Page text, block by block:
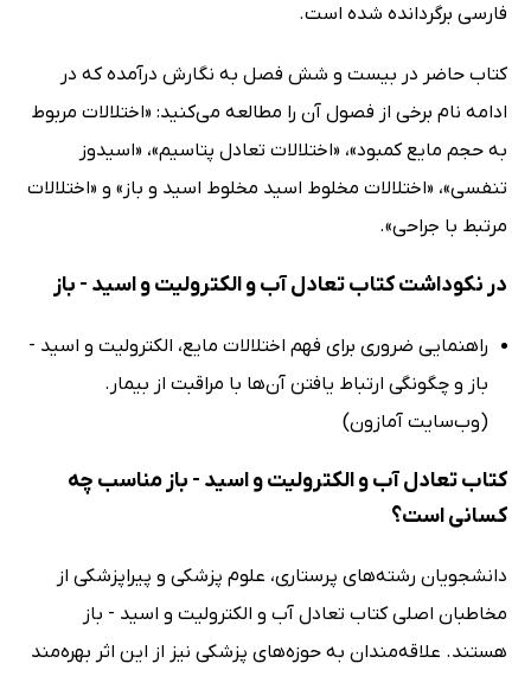
فارسی برگردانده شده است.
کتاب حاضر در بیست و شش فصل به نگارش درآمده که در
ادامه نام برخی از فصول آن را مطالعه می‌کنید: «اختلالات مربوط
به حجم مایع کمبود»، «اختلالات تعادل پتاسیم»، «اسیدوز
تنفسی»، «اختلالات مخلوط اسید مخلوط اسید و باز» و «اختلالات
مرتبط با جراحی».
در نکوداشت کتاب تعادل آب و الکترولیت و اسید - باز
راهنمایی ضروری برای فهم اختلالات مایع، الکترولیت و اسید -
باز و چگونگی ارتباط یافتن آن‌ها با مراقبت از بیمار.
(وب‌سایت آمازون)
کتاب تعادل آب و الکترولیت و اسید - باز مناسب چه
کسانی است؟
دانشجویان رشته‌های پرستاری، علوم پزشکی و پیراپزشکی از
مخاطبان اصلی کتاب تعادل آب و الکترولیت و اسید - باز
هستند. علاقه‌مندان به حوزه‌های پزشکی نیز از این اثر بهره‌مند